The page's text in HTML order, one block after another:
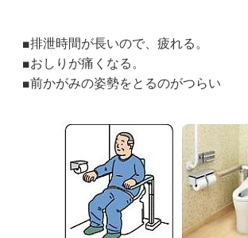
■排泄時間が長いので、疲れる。
■おしりが痛くなる。
■前かがみの姿勢をとるのがつらい